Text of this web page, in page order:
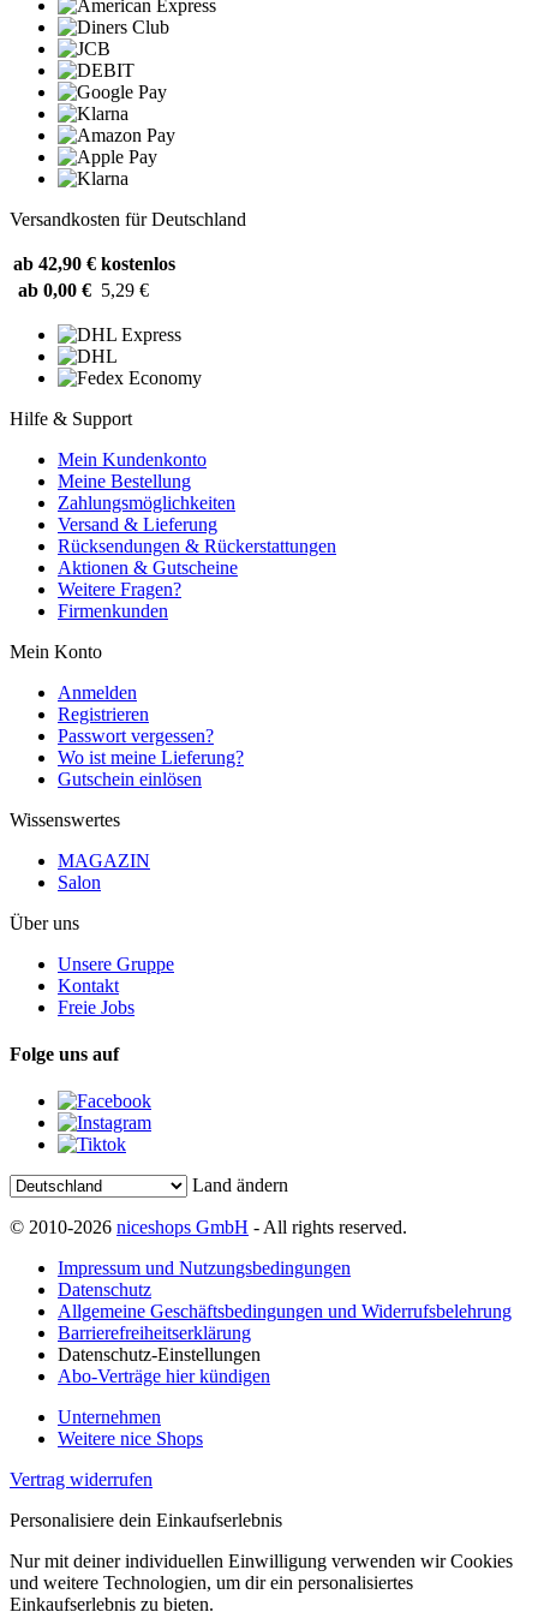
Versandkosten für Deutschland
ab 42,90 € kostenlos
ab 0,00 € 5,29 €
Hilfe & Support
Mein Kundenkonto
Meine Bestellung
Zahlungsmöglichkeiten
Versand & Lieferung
Rücksendungen & Rückerstattungen
Aktionen & Gutscheine
Weitere Fragen?
Firmenkunden
Mein Konto
Anmelden
Registrieren
Passwort vergessen?
Wo ist meine Lieferung?
Gutschein einlösen
Wissenswertes
MAGAZIN
Salon
Über uns
Unsere Gruppe
Kontakt
Freie Jobs
Folge uns auf
Land ändern
© 2010-2026 niceshops GmbH - All rights reserved.
Impressum und Nutzungsbedingungen
Datenschutz
Allgemeine Geschäftsbedingungen und Widerrufsbelehrung
Barrierefreiheitserklärung
Datenschutz-Einstellungen
Abo-Verträge hier kündigen
Unternehmen
Weitere nice Shops
Vertrag widerrufen
Personalisiere dein Einkaufserlebnis
Nur mit deiner individuellen Einwilligung verwenden wir Cookies
und weitere Technologien, um dir ein personalisiertes
Einkaufserlebnis zu bieten.